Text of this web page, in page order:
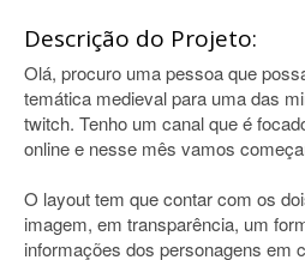
Descrição do Projeto:
Olá, procuro uma pessoa que
temática medieval para uma das
twitch. Tenho um canal que é
online e nesse mês vamos
O layout tem que contar com os
imagem, em transparência, um
informações dos personagens em